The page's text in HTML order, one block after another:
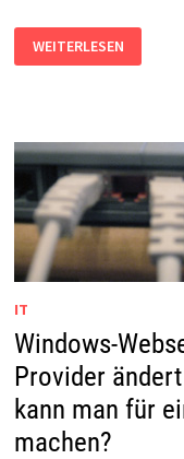
TERMINALSERVER:
KANN
WEITERLESEN
IT
Windows-
Provider
kann man für
machen?